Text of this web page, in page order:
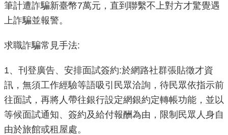
服
務
導
覽
回
首
筆計遭詐騙新臺幣7萬元，直到聯繫不上對方才驚覺遇
上詐騙並報警。
求職詐騙常見手法:
1、刊登廣告、安排面試簽約:於網路社群張貼徵才資
訊，無須工作經驗等語吸引民眾洽詢，待民眾依指示前
往面試，再將人帶往銀行設定網銀約定轉帳功能，並以
等候面試通知、簽約及給付報酬為由，限制民眾人身自
由於旅館或租屋處。